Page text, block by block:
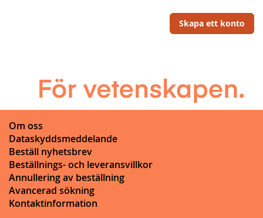
Skapa ett konto
Om oss
Dataskyddsmeddelande
Beställ nyhetsbrev
Beställnings- och leveransvillkor
Annullering av beställning
Avancerad sökning
Kontaktinformation